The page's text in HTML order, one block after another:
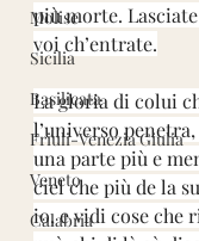
Molise
Sicilia
Basilicata
Friuli-Venezia Giulia
Veneto
Calabria
più morte.
voi ch’entrate.
La gloria di colui
l’universo
una parte più e
ciel che più de la
io, e vidi cose che